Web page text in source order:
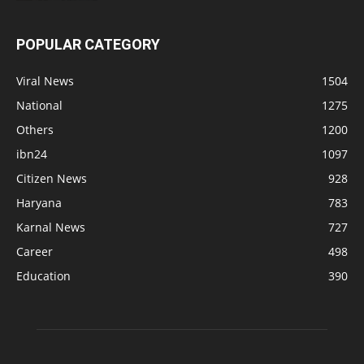
POPULAR CATEGORY
Viral News
1504
National
1275
Others
1200
ibn24
1097
Citizen News
928
Haryana
783
Karnal News
727
Career
498
Education
390